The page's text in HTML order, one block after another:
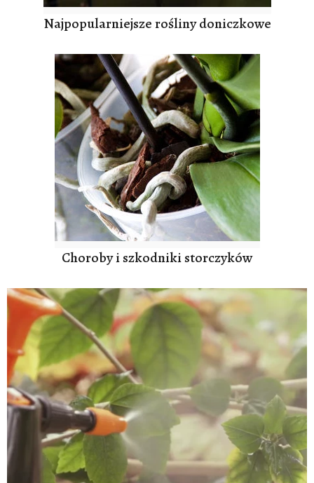
Najpopularniejsze rośliny doniczkowe
Choroby i szkodniki storczyków